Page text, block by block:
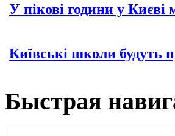
У пікові години у
Київські школи будуть
Быстрая